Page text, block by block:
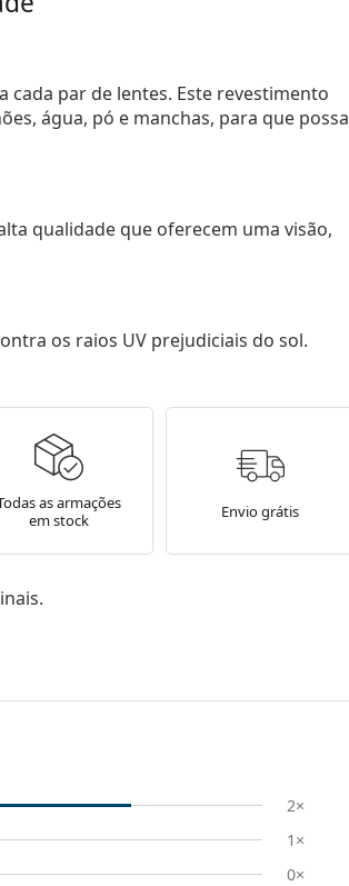
par de lentes. Este revestimento
água, pó e manchas, para que possa
qualidade que oferecem uma visão,
os raios UV prejudiciais do sol.
as armações
em stock
Envio grátis
2×
1×
0×